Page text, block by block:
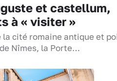
et castellum,
à « visiter »
la cité romaine antique et
Nîmes, la Porte…